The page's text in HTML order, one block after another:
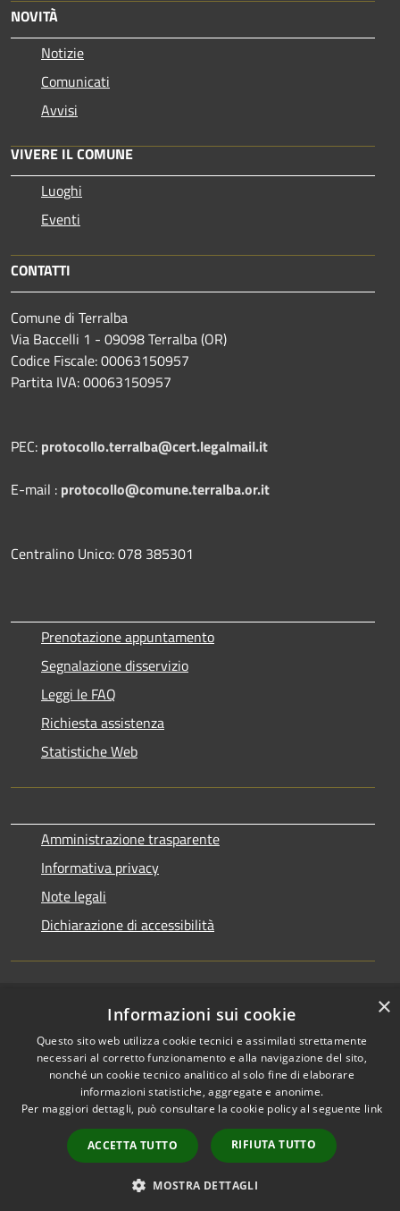
NOVITÀ
Notizie
Comunicati
Avvisi
VIVERE IL COMUNE
Luoghi
Eventi
CONTATTI
Comune di Terralba
Via Baccelli 1 - 09098 Terralba (OR)
Codice Fiscale: 00063150957
Partita IVA: 00063150957
PEC: protocollo.terralba@cert.legalmail.it
E-mail : protocollo@comune.terralba.or.it
Centralino Unico: 078 385301
Prenotazione appuntamento
Segnalazione disservizio
Leggi le FAQ
Richiesta assistenza
Statistiche Web
Amministrazione trasparente
Informativa privacy
Note legali
Dichiarazione di accessibilità
Accessibilità
Privacy
Cookie
Mappa del sito
Statistiche web
Copyright © 2026 • Comune di
Terralba • Powered by
Municipium•Accesso
redazione
×
Informazioni sui cookie
Questo sito web utilizza cookie tecnici e assimilati strettamente
necessari al corretto funzionamento e alla navigazione del sito,
nonché un cookie tecnico analitico al solo fine di elaborare
informazioni statistiche, aggregate e anonime.
Per maggiori dettagli, può consultare la cookie policy al seguente link
ACCETTA TUTTO RIFIUTA TUTTO
MOSTRA DETTAGLI